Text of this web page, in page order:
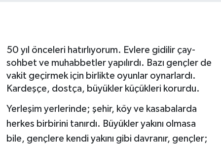
50 yıl önceleri hatırlıyorum. Evlere gidilir çay-
sohbet ve muhabbetler yapılırdı. Bazı gençler de
vakit geçirmek için birlikte oyunlar oynarlardı.
Kardeşçe, dostça, büyükler küçükleri korurdu.
Yerleşim yerlerinde; şehir, köy ve kasabalarda
herkes birbirini tanırdı. Büyükler yakını olmasa
bile, gençlere kendi yakını gibi davranır, gençler;
Gündem
Politika
Turizm